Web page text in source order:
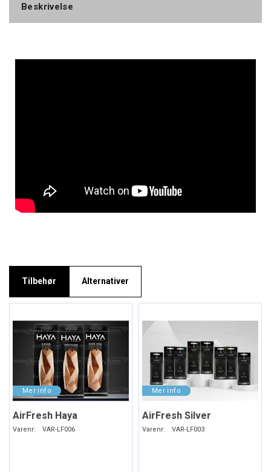
Beskrivelse
Tilbehør Alternativer
AirFresh Haya
Varenr: VAR-LF006
AirFresh Silver
Varenr: VAR-LF003